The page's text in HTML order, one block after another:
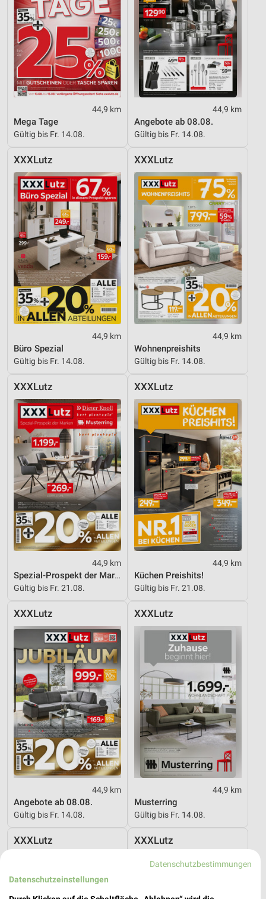
44,9 km
Mega Tage
Gültig bis Fr. 14.08.
44,9 km
Angebote ab 08.08.
Gültig bis Fr. 14.08.
XXXLutz
44,9 km
Büro Spezial
Gültig bis Fr. 14.08.
XXXLutz
44,9 km
Wohnenpreishits
Gültig bis Fr. 14.08.
XXXLutz
44,9 km
Spezial-Prospekt der Marken
Gültig bis Fr. 21.08.
XXXLutz
44,9 km
Küchen Preishits!
Gültig bis Fr. 21.08.
XXXLutz
44,9 km
Angebote ab 08.08.
Gültig bis Fr. 14.08.
XXXLutz
44,9 km
Musterring
Gültig bis Fr. 14.08.
XXXLutz XXXLutz
Datenschutzbestimmungen
Datenschutzeinstellungen